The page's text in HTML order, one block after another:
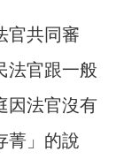
官共同審
法官跟一般
因法官沒有
菁」的說